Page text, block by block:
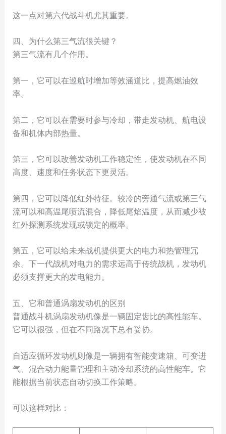
这一点对第六代战斗机尤其重要。
四、为什么第三气流很关键？
第三气流有几个作用。
第一，它可以在巡航时增加等效涵道比，提高燃油效
率。
第二，它可以在需要时参与冷却，带走发动机、航电设
备和机体内部热量。
第三，它可以改善发动机工作稳定性，使发动机在不同
高度、速度和任务状态下更灵活。
第四，它可以降低红外特征。较冷的旁通气流或第三气
流可以和高温尾喷流混合，降低尾焰温度，从而减少被
红外探测系统发现或锁定的概率。
第五，它可以给未来战机提供更大的电力和热管理冗
余。下一代战机对电力的需求远高于传统战机，发动机
必须支撑更大的发电能力。
五、它和普通涡扇发动机的区别
普通战斗机涡扇发动机像是一辆固定齿比的高性能车。
它可以很强，但在不同路况下总有妥协。
自适应循环发动机则像是一辆拥有智能变速箱、可变进
气、混合动力能量管理和主动冷却系统的高性能车。它
能根据当前状态自动切换工作策略。
可以这样对比：